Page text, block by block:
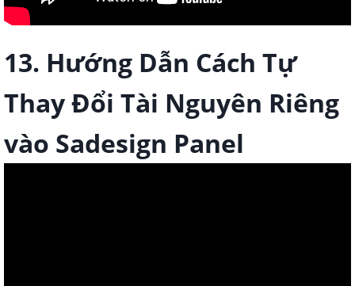
13. Hướng Dẫn Cách Tự
Thay Đổi Tài Nguyên Riêng
vào Sadesign Panel